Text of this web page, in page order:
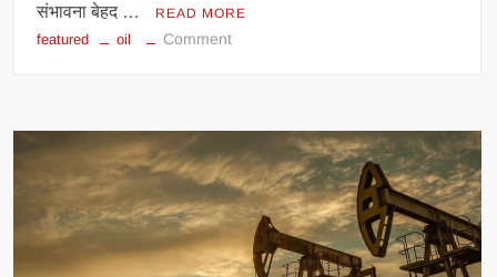
संभावना बेहद … READ MORE
featured oil Commenton
तेजी
से
रहे
खाली,